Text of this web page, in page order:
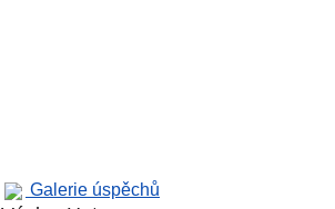
Galerie úspěchů